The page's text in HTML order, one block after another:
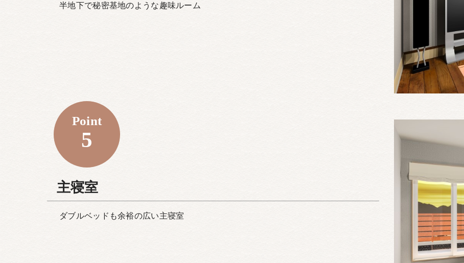
半地下で秘密基地のような趣味ルーム
Point
5
主寝室
ダブルベッドも余裕の広い主寝室